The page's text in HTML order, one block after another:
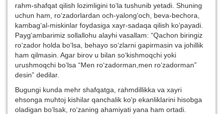
rahm-shafqat qilish lozimligini to‘la tushunib yetadi. Shuning
uchun ham, ro‘zadorlardan och-yalong‘och, beva-bechora,
kambag‘al-miskinlar foydasiga xayr-sadaqa qilish ko‘payadi.
Payg‘ambarimiz sollallohu alayhi vasallam: “Qachon biringiz
ro‘zador holda bo‘lsa, behayo so‘zlarni gapirmasin va johillik
ham qilmasin. Agar birov u bilan so‘kishmoqchi yoki
urushmoqchi bo‘lsa “Men ro‘zadorman,men ro‘zadorman”
desin” dedilar.
Bugungi kunda mehr shafqatga, rahmdillikka va xayri
ehsonga muhtoj kishilar qanchalik ko‘p ekanliklarini hisobga
oladigan bo‘lsak, ro‘zaning ahamiyati yana ham ortadi.